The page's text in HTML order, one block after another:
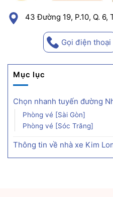
43 Đường 19, P.10, Q. 6,
Gọi điện thoại
Mục lục
Chọn nhanh tuyến đường
Phòng vé [Sài Gòn]
Phòng vé [Sóc Trăng]
Thông tin về nhà xe Kim